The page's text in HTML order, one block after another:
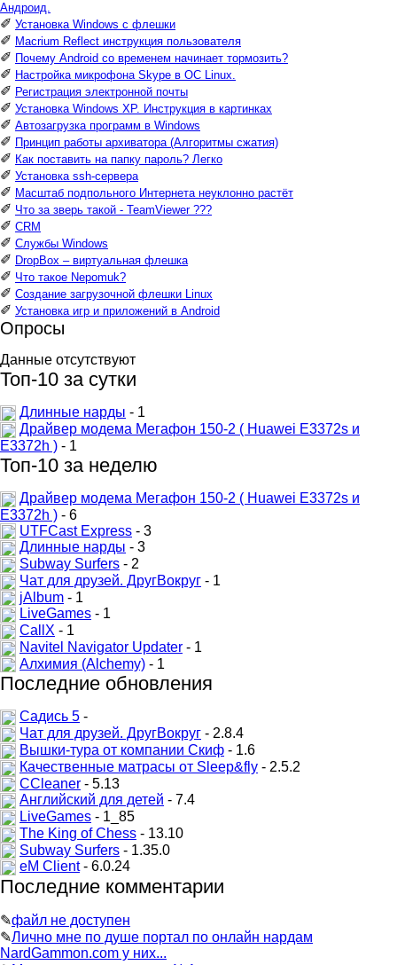
Андроид.
✐ Установка Windows с флешки
✐ Macrium Reflect инструкция пользователя
✐ Почему Android со временем начинает тормозить?
✐ Настройка микрофона Skype в ОС Linux.
✐ Регистрация электронной почты
✐ Установка Windows XP. Инструкция в картинках
✐ Автозагрузка программ в Windows
✐ Принцип работы архиватора (Алгоритмы сжатия)
✐ Как поставить на папку пароль? Легко
✐ Установка ssh-сервера
✐ Масштаб подпольного Интернета неуклонно растёт
✐ Что за зверь такой - TeamViewer ???
✐ CRM
✐ Службы Windows
✐ DropBox – виртуальная флешка
✐ Что такое Nepomuk?
✐ Создание загрузочной флешки Linux
✐ Установка игр и приложений в Android
Опросы
Данные отсутствуют
Топ-10 за сутки
Длинные нарды - 1
Драйвер модема Мегафон 150-2 ( Huawei E3372s и
E3372h ) - 1
Топ-10 за неделю
Драйвер модема Мегафон 150-2 ( Huawei E3372s и
E3372h ) - 6
UTFCast Express - 3
Длинные нарды - 3
Subway Surfers - 2
Чат для друзей. ДругВокруг - 1
jAlbum - 1
LiveGames - 1
CallX - 1
Navitel Navigator Updater - 1
Алхимия (Alchemy) - 1
Последние обновления
Садись 5 -
Чат для друзей. ДругВокруг - 2.8.4
Вышки-тура от компании Скиф - 1.6
Качественные матрасы от Sleep&fly - 2.5.2
CCleaner - 5.13
Английский для детей - 7.4
LiveGames - 1_85
The King of Chess - 13.10
Subway Surfers - 1.35.0
eM Client- 6.0.24
Последние комментарии
✎файл не доступен
✎Лично мне по душе портал по онлайн нардам
NardGammon.com у них...